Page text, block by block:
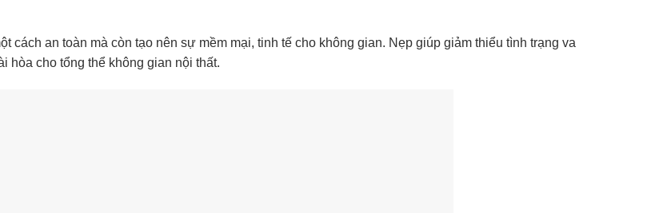
cách an toàn mà còn tạo nên sự mềm mại, tinh tế cho không gian. Nẹp giúp giảm thiểu tình trạng va
hòa cho tổng thể không gian nội thất.